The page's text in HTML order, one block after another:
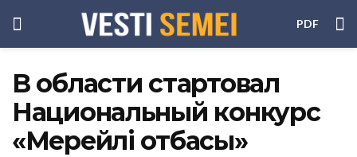
PDF
В области стартовал
Национальный конкурс
«Мерейлі отбасы»